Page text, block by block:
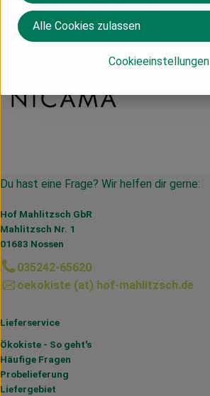
NICAMA
Du hast eine Frage? Wir helfen dir gerne:
Hof Mahlitzsch GbR
Mahlitzsch Nr. 1
01683 Nossen
035242-65620
oekokiste (at) hof-mahlitzsch.de
Lieferservice
Ökokiste - So geht's
Häufige Fragen
Probelieferung
Liefergebiet
Cookieeinstellungen
Alle Cookies zulassen